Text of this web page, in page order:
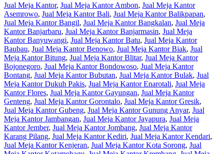
Jual Meja Kantor, Jual Meja Kantor Ambon, Jual Meja Kantor
Asemrowo, Jual Meja Kantor Bali, Jual Meja Kantor Balikpapan,
Jual Meja Kantor Bangil, Jual Meja Kantor Bangkalan, Jual Meja
Kantor Banjarbaru, Jual Meja Kantor Banjarmasin, Jual Meja
Kantor Banyuwangi, Jual Meja Kantor Batu, Jual Meja Kantor
Baubau, Jual Meja Kantor Benowo, Jual Meja Kantor Biak, Jual
Meja Kantor Bitung, Jual Meja Kantor Blitar, Jual Meja Kantor
Bojonegoro, Jual Meja Kantor Bondowoso, Jual Meja Kantor
Bontang, Jual Meja Kantor Bubutan, Jual Meja Kantor Bulak, Jual
Meja Kantor Dukuh Pakis, Jual Meja Kantor Enarotali, Jual Meja
Kantor Flores, Jual Meja Kantor Gayungan, Jual Meja Kantor
Genteng, Jual Meja Kantor Gorontalo, Jual Meja Kantor Gresik,
Jual Meja Kantor Gubeng, Jual Meja Kantor Gunung Anyar, Jual
Meja Kantor Jambangan, Jual Meja Kantor Jayapura, Jual Meja
Kantor Jember, Jual Meja Kantor Jombang, Jual Meja Kantor
Karang Pilang, Jual Meja Kantor Kediri, Jual Meja Kantor Kendari,
Jual Meja Kantor Kenjeran, Jual Meja Kantor Kota Sorong, Jual